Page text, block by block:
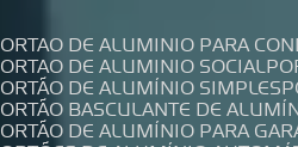
PORTAO DE ALUMINIO PARA
PORTAO DE ALUMINIO SOCIAL
PORTÃO DE ALUMÍNIO SIMPLES
PORTÃO BASCULANTE DE
PORTÃO DE ALUMÍNIO PARA